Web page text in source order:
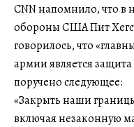
CNN напомнило, что в
обороны США Пит
говорилось, что
армии является
поручено следующее:
«Закрыть наши
включая незаконную